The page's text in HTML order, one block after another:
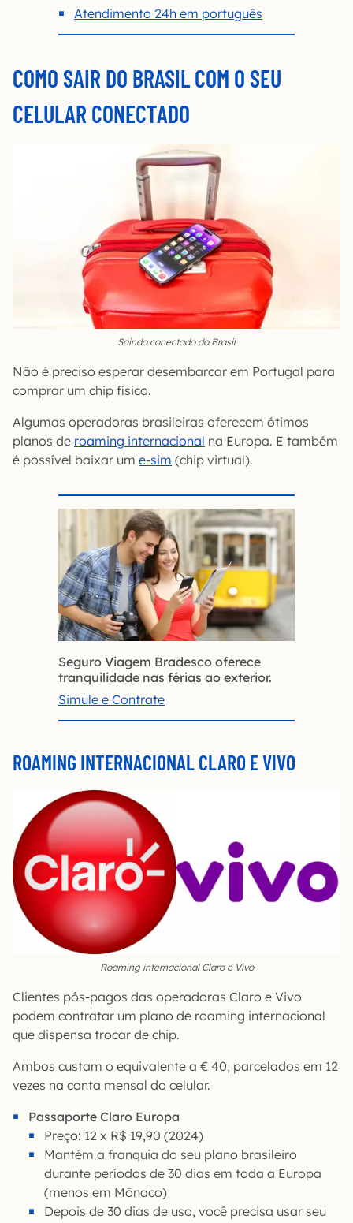
Atendimento 24h em português
COMO SAIR DO BRASIL COM O SEU
CELULAR CONECTADO
Saindo conectado do Brasil
Não é preciso esperar desembarcar em Portugal para
comprar um chip físico.
Algumas operadoras brasileiras oferecem ótimos
planos de roaming internacional na Europa. E também
é possível baixar um e-sim (chip virtual).
Seguro Viagem Bradesco oferece
tranquilidade nas férias ao exterior.
Simule e Contrate
ROAMING INTERNACIONAL CLARO E VIVO
Roaming internacional Claro e Vivo
Clientes pós-pagos das operadoras Claro e Vivo
podem contratar um plano de roaming internacional
que dispensa trocar de chip.
Ambos custam o equivalente a € 40, parcelados em 12
vezes na conta mensal do celular.
Passaporte Claro Europa
Preço: 12 x R$ 19,90 (2024)
Mantém a franquia do seu plano brasileiro
durante períodos de 30 dias em toda a Europa
(menos em Mônaco)
Depois de 30 dias de uso, você precisa usar seu